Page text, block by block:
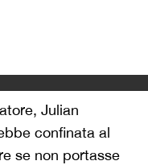
Julian
confinata al
se non portasse